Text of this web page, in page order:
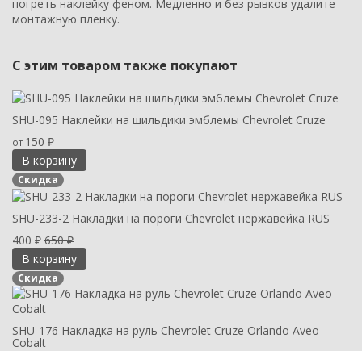
погреть наклейку феном. Медленно и без рывков удалите
монтажную пленку.
С этим товаром также покупают
SHU-095 Наклейки на шильдики эмблемы Chevrolet Cruze
от 150 ₽
В корзину
Скидка
SHU-233-2 Накладки на пороги Chevrolet нержавейка RUS
400 ₽ 650₽
В корзину
Скидка
SHU-176 Накладка на руль Chevrolet Cruze Orlando Aveo
Cobalt